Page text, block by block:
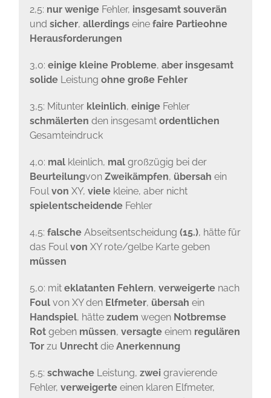
2,5: nur wenige Fehler, insgesamt souverän
und sicher, allerdings eine faire Partieohne
Herausforderungen
3,0: einige kleine Probleme, aber insgesamt
solide Leistung ohne große Fehler
3,5: Mitunter kleinlich, einigeFehler
schmälerten den insgesamt ordentlichen
Gesamteindruck
4,0: mal kleinlich, mal großzügig bei der
Beurteilungvon Zweikämpfen, übersah ein
Foulvon XY, viele kleine, aber nicht
spielentscheidende Fehler
4,5: falsche Abseitsentscheidung (15.), hätte für
das Foulvon XY rote/gelbe Karte geben
müssen
5,0: mit eklatanten Fehlern, verweigerte nach
Foul von XY den Elfmeter, übersah ein
Handspiel, hätte zudem wegen Notbremse
Rot geben müssen, versagte einem regulären
Tor zu Unrecht die Anerkennung
5,5: schwache Leistung, zwei gravierende
Fehler, verweigerteeinen klaren Elfmeter,